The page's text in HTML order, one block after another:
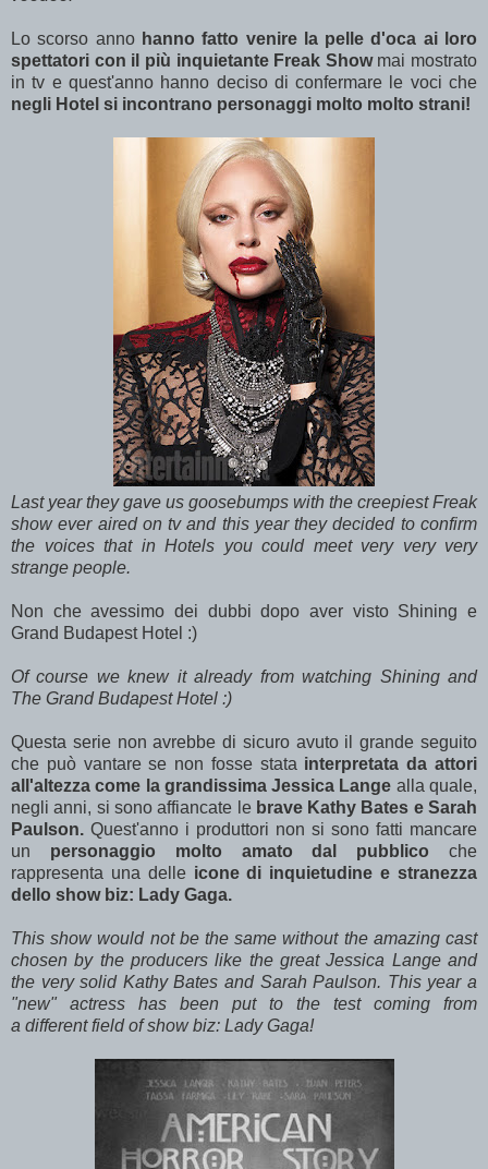
Lo scorso annohanno fatto venire la pelle d'oca ai loro
spettatori con il più inquietante Freak Show mai mostrato
in tv e quest'anno hanno deciso di confermare le voci che
negli Hotel si incontrano personaggi molto molto strani!
Last year they gave us goosebumps with the creepiest Freak
show ever aired on tv and this year they decided to confirm
the voices that in Hotels you could meet very very very
strange people.
Non che avessimo dei dubbi dopo aver visto Shining e
Grand Budapest Hotel :)
Of course we knew it already from watching Shining and
The Grand Budapest Hotel :)
Questa serie non avrebbe di sicuro avuto il grande seguito
che può vantare se non fosse stata interpretata da attori
all'altezza come la grandissima Jessica Lange alla quale,
negli anni, si sono affiancate le brave Kathy Bates e Sarah
Paulson. Quest'anno i produttori non si sono fatti mancare
un personaggio molto amato dal pubblico che
rappresenta una delle icone di inquietudine e stranezza
dello show biz: Lady Gaga.
This show would not be the same without the amazing cast
chosen by the producers like the great Jessica Lange and
the very solid Kathy Bates and Sarah Paulson. This year a
"new" actress has been put to the test coming from
a different field of show biz: Lady Gaga!